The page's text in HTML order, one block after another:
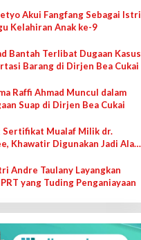
Akui Fangfang Sebagai Istri
Kelahiran Anak ke-9
Bantah Terlibat Dugaan Kasus
Barang di Dirjen Bea Cukai
Raffi Ahmad Muncul dalam
Suap di Dirjen Bea Cukai
Sertifikat Mualaf Milik dr.
Khawatir Digunakan Jadi Alat
Andre Taulany Layangkan
yang Tuding Penganiayaan